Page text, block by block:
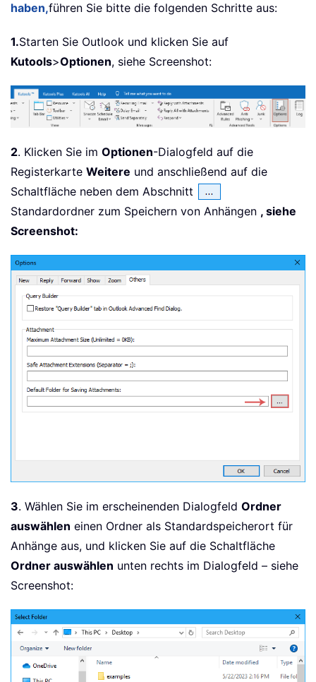
haben,führen Sie bitte die folgenden Schritte aus:
1.Starten Sie Outlook und klicken Sie auf
Kutools>Optionen, siehe Screenshot:
2. Klicken Sie im Optionen-Dialogfeld auf die
Registerkarte Weitere und anschließend auf die
Schaltfläche neben dem Abschnitt
Standardordner zum Speichern von Anhängen , siehe
Screenshot:
3. Wählen Sie im erscheinenden Dialogfeld Ordner
auswählen einen Ordner als Standardspeicherort für
Anhänge aus, und klicken Sie auf die Schaltfläche
Ordner auswählen unten rechts im Dialogfeld – siehe
Screenshot: